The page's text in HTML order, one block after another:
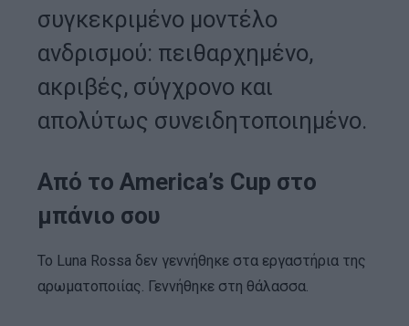
συγκεκριμένο μοντέλο
ανδρισμού: πειθαρχημένο,
ακριβές, σύγχρονο και
απολύτως συνειδητοποιημένο.
Από το America’s Cup στο
μπάνιο σου
Το Luna Rossa δεν γεννήθηκε στα εργαστήρια της
αρωματοποιίας. Γεννήθηκε στη θάλασσα.